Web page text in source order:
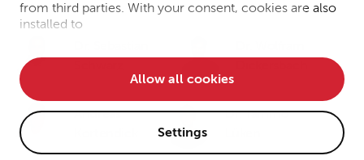
from third parties. With your consent, cookies are also
installed to
• improve the functionality of the website and
• Track your online behavior for targeted advertising
purposes.
Allow all cookies
Settings
Andreas
Dr. Tammo